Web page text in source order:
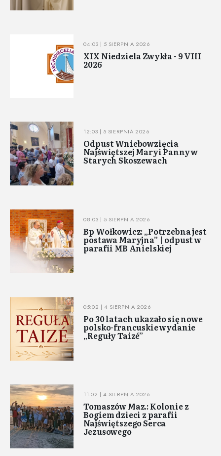
04:03 | 5 SIERPNIA 2026
XIX Niedziela Zwykła - 9 VIII
2026
12:03 | 5 SIERPNIA 2026
Odpust Wniebowzięcia
Najświętszej Maryi Panny w
Starych Skoszewach
08:03 | 5 SIERPNIA 2026
Bp Wołkowicz: „Potrzebna jest
postawa Maryjna” | odpust w
parafii MB Anielskiej
05:02 | 4 SIERPNIA 2026
Po 30 latach ukazało się nowe
polsko-francuskie wydanie
„Reguły Taizé”
11:02 | 4 SIERPNIA 2026
Tomaszów Maz.: Kolonie z
Bogiem dzieci z parafii
Najświętszego Serca
Jezusowego